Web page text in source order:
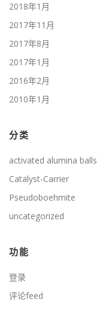
2018年1月
2017年11月
2017年8月
2017年1月
2016年2月
2010年1月
分类
activated alumina balls
Catalyst-Carrier
Pseudoboehmite
uncategorized
功能
登录
评论feed